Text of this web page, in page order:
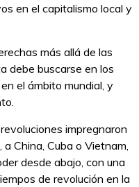
en el capitalismo local y
más allá de las
debe buscarse en los
el ámbito mundial, y
impregnaron
China, Cuba o Vietnam,
desde abajo, con una
de revolución en la